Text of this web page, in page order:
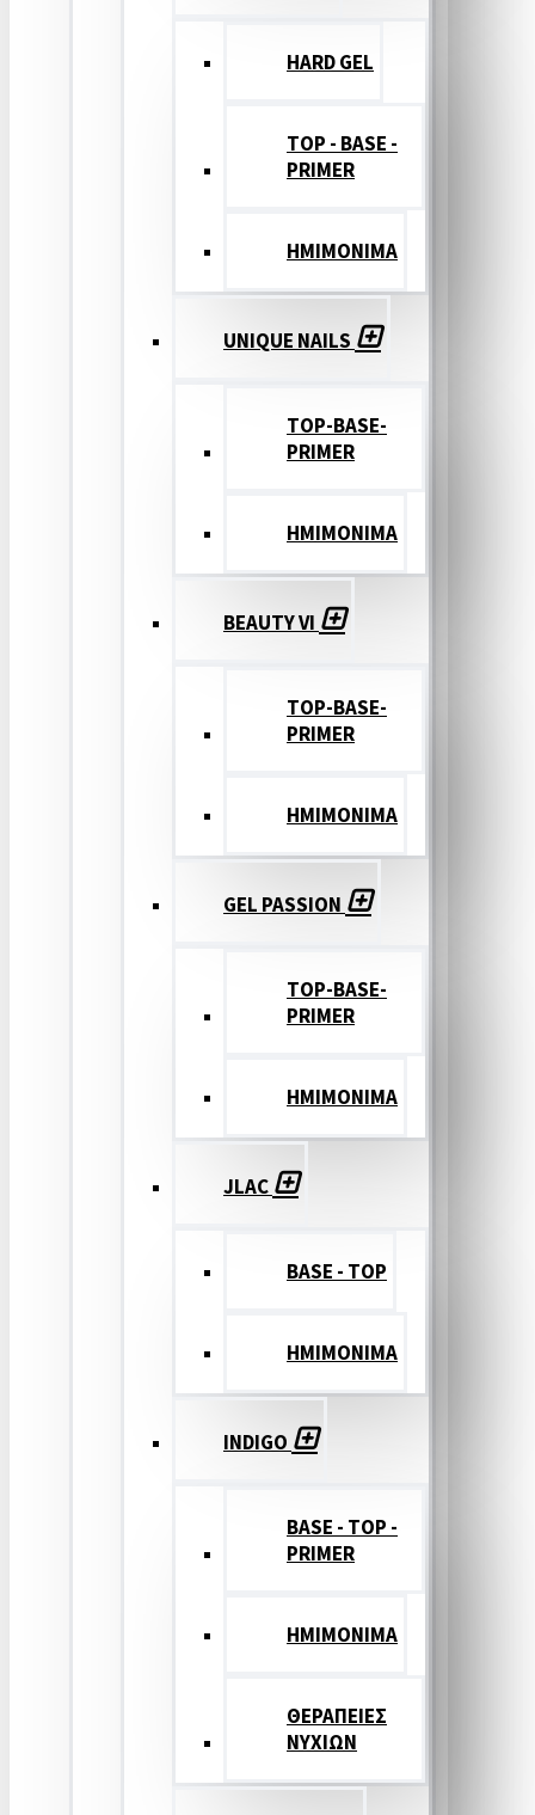
HARD GEL
TOP - BASE -
PRIMER
ΗΜΙΜΟΝΙΜΑ
UNIQUE NAILS
TOP-BASE-
PRIMER
ΗΜΙΜΟΝΙΜΑ
BEAUTY VI
TOP-BASE-
PRIMER
ΗΜΙΜΟΝΙΜΑ
GEL PASSION
TOP-BASE-
PRIMER
ΗΜΙΜΟΝΙΜΑ
JLAC
BASE - TOP
ΗΜΙΜΟΝΙΜΑ
INDIGO
BASE - TOP -
PRIMER
HMIMONIMA
ΘΕΡΑΠΕΙΕΣ
ΝΥΧΙΩΝ